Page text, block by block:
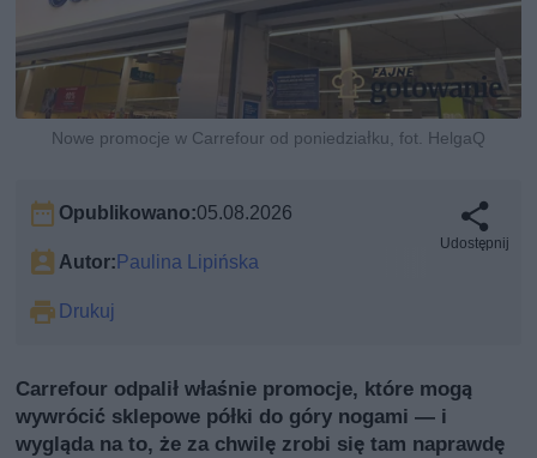
Nowe promocje w Carrefour od poniedziałku, fot. HelgaQ
Opublikowano:05.08.2026
Autor:Paulina Lipińska
Drukuj
Udostępnij
Carrefour odpalił właśnie promocje, które mogą
wywrócić sklepowe półki do góry nogami — i
wygląda na to, że za chwilę zrobi się tam naprawdę